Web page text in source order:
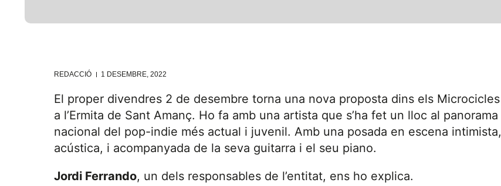
REDACCIÓ 1 DESEMBRE, 2022
El proper divendres 2 de desembre torna una nova proposta dins els Microcicles
a l’Ermita de Sant Amanç. Ho fa amb una artista que s’ha fet un lloc al panorama
nacional del pop-indie més actual i juvenil. Amb una posada en escena intimista,
acústica, i acompanyada de la seva guitarra i el seu piano.
Jordi Ferrando, un dels responsables de l’entitat, ens ho explica.